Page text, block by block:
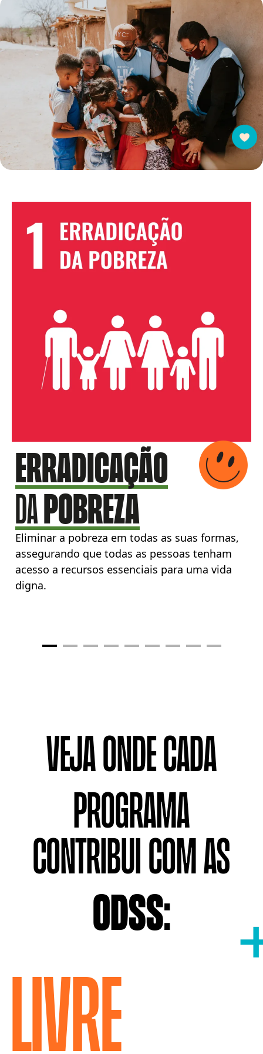
Erradicação
dapobreza
Eliminar a pobreza em todas as suas formas,
assegurando que todas as pessoas tenham
acesso a recursos essenciais para uma vida
digna.
VEJA ONDE CADA
PROGRAMA
CONTRIBUI COM AS
ODSS:
Livre